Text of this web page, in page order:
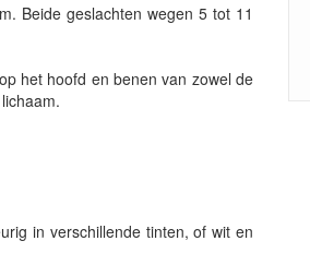
Beide geslachten wegen 5 tot 11
het hoofd en benen van zowel de
in verschillende tinten, of wit en